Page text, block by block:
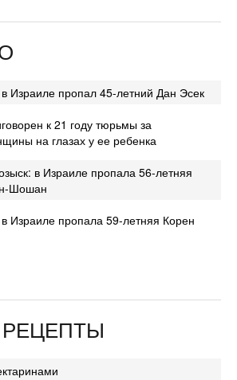
Израиле пропал 45-летний Дан Эсек
к 21 году тюрьмы за
на глазах у ее ребенка
в Израиле пропала 56-летняя
Шошан
Израиле пропала 59-летняя Корен